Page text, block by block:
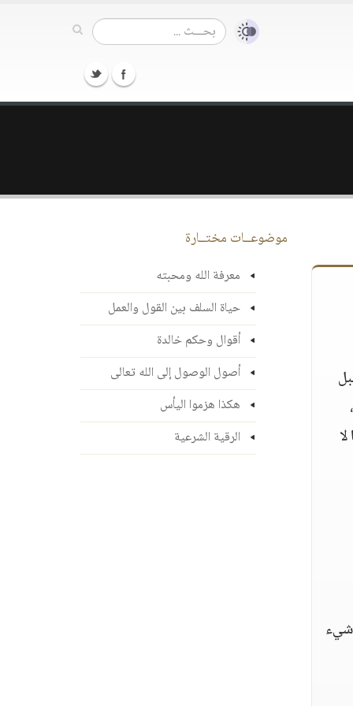
شيء
موضوعــات مختــارة
معرفة الله ومحبته
حياة السلف بين القول والعمل
أقوال وحكم خالدة
أصول الوصول إلى الله تعالى
هكذا هزموا اليأس
الرقية الشرعية